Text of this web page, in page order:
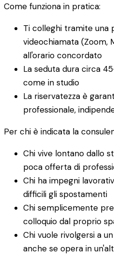
Come funziona in pratica:
Ti colleghi tramite una
videochiamata (Zoom,
all'orario concordato
La seduta dura circa
come in studio
La riservatezza è
professionale,
Per chi è indicata la
Chi vive lontano dallo
poca offerta di
Chi ha impegni
difficili gli spostamenti
Chi semplicemente
colloquio dal proprio
Chi vuole rivolgersi a
anche se opera in